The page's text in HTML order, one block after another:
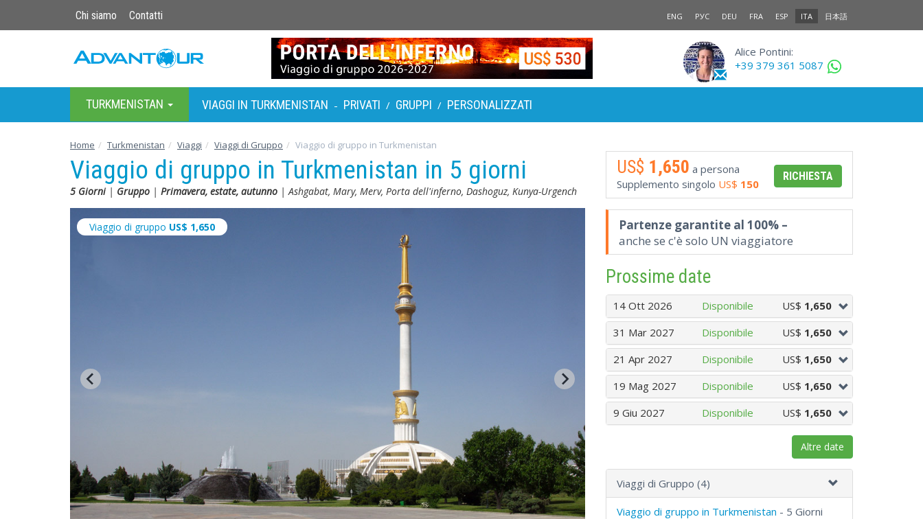
Chi siamo Contatti ENG РУС DEU FRA ESP ITA 日本語
Alice Pontini:
+39 379 361 5087
TURKMENISTAN VIAGGI IN TURKMENISTAN - PRIVATI / GRUPPI / PERSONALIZZATI
Home Turkmenistan Viaggi Viaggi di Gruppo Viaggio di gruppo in Turkmenistan
Viaggio di gruppo in Turkmenistan in 5 giorni
5 Giorni| Gruppo | Primavera, estate, autunno | Ashgabat, Mary, Merv, Porta dell'inferno, Dashoguz, Kunya-Urgench
Viaggio di gruppo US$ 1,650
RICHIESTA
US$ 1,650 a persona
Supplemento singolo US$ 150
Partenze garantite al 100% –
anche se c'è solo UN viaggiatore
Prossime date
14 Ott 2026 Disponibile US$ 1,650
31 Mar 2027
Disponibile US$ 1,650
21 Apr 2027
Disponibile US$ 1,650
19 Mag 2027
Disponibile US$ 1,650
9 Giu 2027
Disponibile US$ 1,650
Altre date
Viaggi di Gruppo (4)
Viaggio di gruppo in Turkmenistan - 5 Giorni